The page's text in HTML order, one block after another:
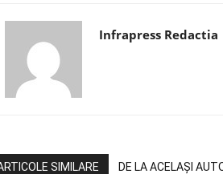
Infrapress Redactia
SIMILARE DE LA ACELAȘI